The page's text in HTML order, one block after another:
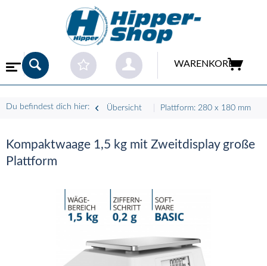
WARENKORB
Du befindest dich hier: Übersicht Plattform: 280 x 180 mm
Kompaktwaage 1,5 kg mit Zweitdisplay große
Plattform